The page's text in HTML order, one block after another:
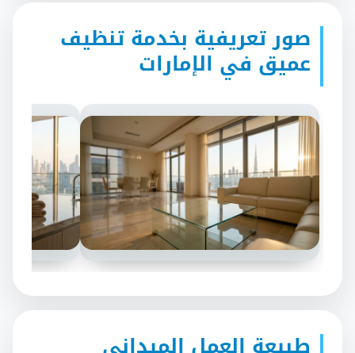
صور تعريفية بخدمة تنظيف
عميق في الإمارات